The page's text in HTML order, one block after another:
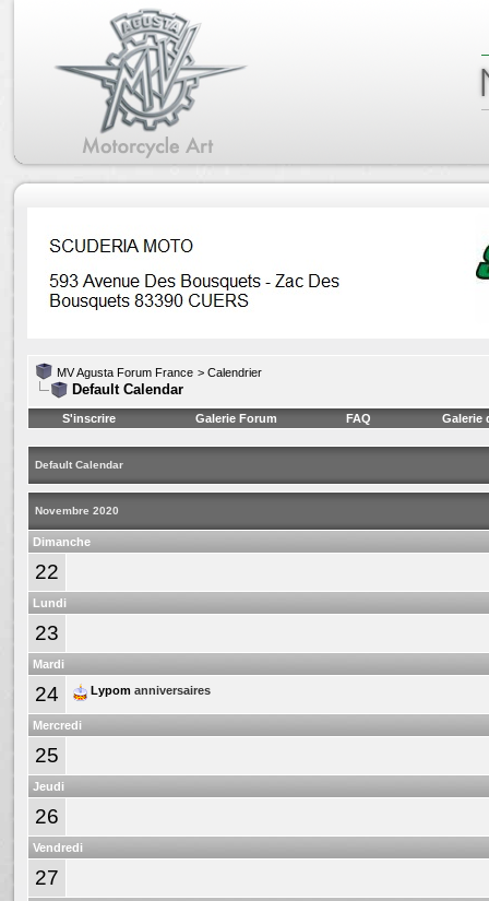
MV Agusta Forum France > Calendrier
Default Calendar
S'inscrire Galerie Forum FAQ Galerie
Default Calendar
Novembre 2020
Dimanche
22
Lundi
23
Mardi
24 Lypom anniversaires
Mercredi
25
Jeudi
26
Vendredi
27